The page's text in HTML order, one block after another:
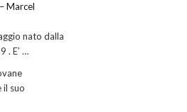
Marcel
nato dalla
. E’ …
il suo